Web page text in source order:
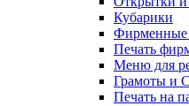
Кубарики
Фирменные
Печать
Меню для
Грамоты и
Печать на